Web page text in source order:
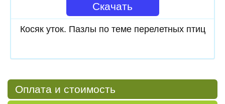
Скачать
Косяк уток. Пазлы по теме перелетных птиц
Оплата и стоимость